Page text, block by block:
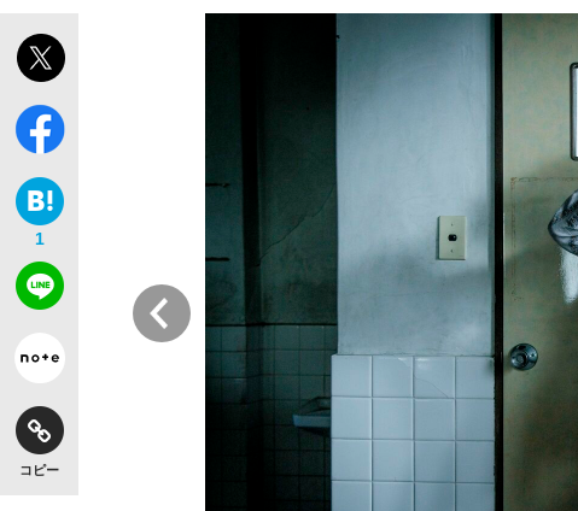
「敗因分析は一切聞かれなかった」侍ジャパン
「目標達成できなかったからと言って…」サッ
キングの誕生を、目撃せよ。
1
コピー
前